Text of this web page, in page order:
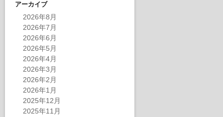
アーカイブ
2026年8月
2026年7月
2026年6月
2026年5月
2026年4月
2026年3月
2026年2月
2026年1月
2025年12月
2025年11月